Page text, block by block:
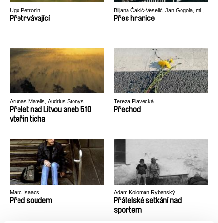
Ugo Petronin
Přetrvávající
Biljana Čakić-Veselić, Jan Gogola, ml.,
Peter Kerekes, Róbert Lakatos, Paweł
Łoziński
Přes hranice
Arunas Matelis, Audrius Stonys
Přelet nad Litvou aneb 510
vteřin ticha
Tereza Plavecká
Přechod
Marc Isaacs
Před soudem
Adam Koloman Rybanský
Přátelské setkání nad
sportem